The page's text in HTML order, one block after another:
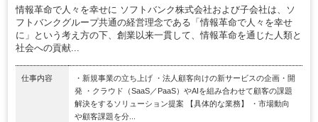
情報革命で人々を幸せに ソフトバンク株式会社および子会社は、ソ
フトバンクグループ共通の経営理念である「情報革命で人々を幸せ
に」という考え方の下、創業以来一貫して、情報革命を通じた人類と
社会への貢献...
仕事内容
・新規事業の立ち上げ ・法人顧客向けの新サービスの企画・開
発 ・クラウド（SaaS／PaaS）やAIを組み合わせて顧客の課題
解決をするソリューション提案 【具体的な業務】 ・市場動向
や顧客課題を分...